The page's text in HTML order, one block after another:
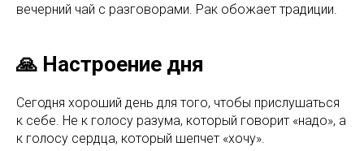
вечерний чай с разговорами. Рак обожает традиции.
🙏 Настроение дня
Сегодня хороший день для того, чтобы прислушаться
к себе. Не к голосу разума, который говорит «надо», а
к голосу сердца, который шепчет «хочу».